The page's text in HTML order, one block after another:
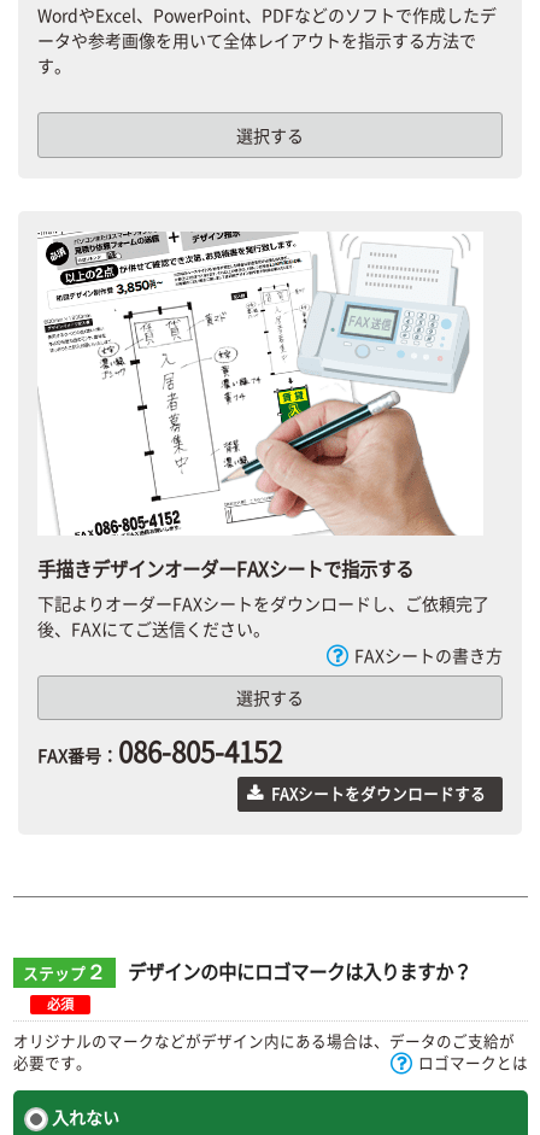
WordやExcel、PowerPoint、PDFなどのソフトで作成したデ
ータや参考画像を用いて全体レイアウトを指示する方法で
す。
選択する
手描きデザインオーダーFAXシートで指示する
下記よりオーダーFAXシートをダウンロードし、ご依頼完了
後、FAXにてご送信ください。
FAXシートの書き方
選択する
FAX番号： 086-805-4152
FAXシートをダウンロードする
ステップ２ デザインの中にロゴマークは入りますか？
必須
オリジナルのマークなどがデザイン内にある場合は、データのご支給が
必要です。
ロゴマークとは
入れない